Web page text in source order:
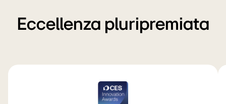
Eccellenza pluripremiata